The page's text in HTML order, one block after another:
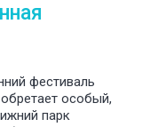
фестиваль
особый,
парк